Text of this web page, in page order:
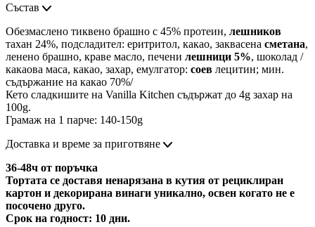
Състав
Обезмаслено тиквено брашно с 45% протеин, лешников
тахан 24%, подсладител: еритритол, какао, заквасена сметана,
ленено брашно, краве масло, печени лешници 5%, шоколад /
какаова маса, какао, захар, емулгатор: соев лецитин; мин.
съдържание на какао 70%/
Кето сладкишите на Vanilla Kitchen съдържат до 4g захар на
100g.
Грамаж на 1 парче: 140-150g
Доставка и време за приготвяне
36-48ч от поръчка
Тортата се доставя ненарязана в кутия от рециклиран
картон и декорирана винаги уникално, освен когато не е
посочено друго.
Срок на годност: 10 дни.